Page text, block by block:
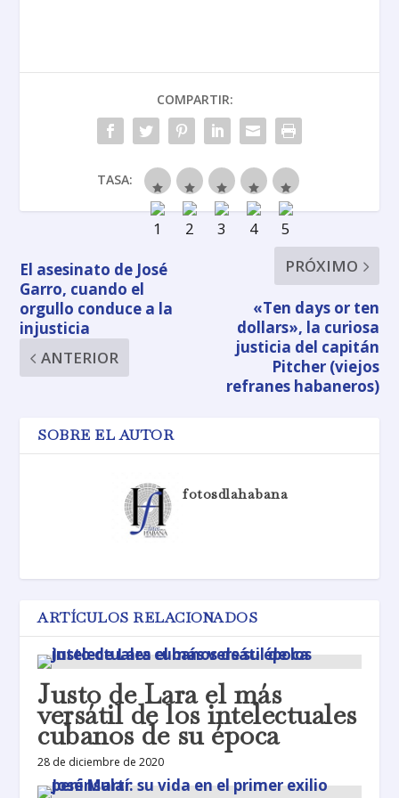
COMPARTIR:
TASA:
El asesinato de José
Garro, cuando el
orgullo conduce a la
injusticia
ANTERIOR
PRÓXIMO
«Ten days or ten
dollars», la curiosa
justicia del capitán
Pitcher (viejos
refranes habaneros)
SOBRE EL AUTOR
fotosdlahabana
ARTÍCULOS RELACIONADOS
Justo de Lara el más
versátil de los intelectuales
cubanos de su época
28 de diciembre de 2020